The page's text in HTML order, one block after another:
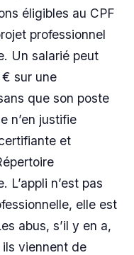
éligibles au CPF
professionnel
Un salarié peut
sur une
que son poste
n’en justifie
et
n’est pas
elle est
abus, s’il y en a,
viennent de